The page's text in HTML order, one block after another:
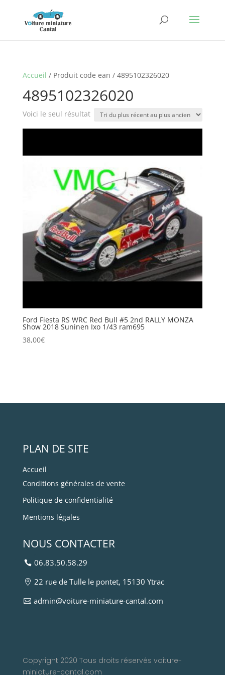
Accueil / Produit code ean / 4895102326020
4895102326020
Voici le seul résultat
Ford Fiesta RS WRC Red Bull #5 2nd RALLY MONZA
Show 2018 Suninen Ixo 1/43 ram695
38,00€
PLAN DE SITE
Accueil
Conditions générales de vente
Politique de confidentialité
Mentions légales
NOUS CONTACTER
06.83.50.58.29
22 rue de Tulle le pontet, 15130 Ytrac
admin@voiture-miniature-cantal.com
Copyright 2020 Tous droits réservés voiture-
miniature-cantal.com